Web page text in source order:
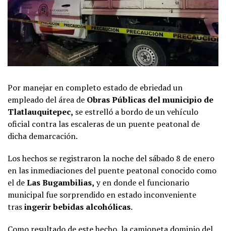
Por manejar en completo estado de ebriedad un
empleado del área de Obras Públicas del municipio de
Tlatlauquitepec, se estrelló a bordo de un vehículo
oficial contra las escaleras de un puente peatonal de
dicha demarcación.
Los hechos se registraron la noche del sábado 8 de enero
en las inmediaciones del puente peatonal conocido como
el deLas Bugambilias, y en donde el funcionario
municipal fue sorprendido en estado inconveniente
trasingerirbebidas alcohólicas.
Como resultado de este hecho, la camioneta dominio del